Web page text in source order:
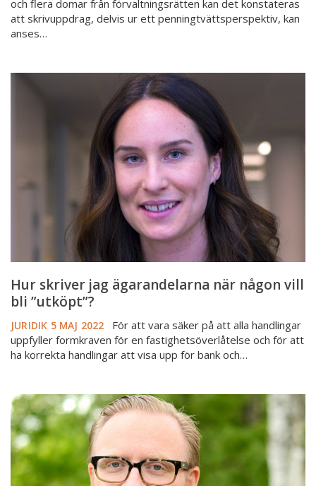
och flera domar från förvaltningsrätten kan det konstateras
att skrivuppdrag, delvis ur ett penningtvättsperspektiv, kan
anses…
Hur
”utköpt”?
Hur skriver jag ägarandelarna när någon vill
bli ”utköpt”?
JURIDIK 5 MAJ 2022
För att vara säker på att alla handlingar
uppfyller formkraven för en fastighetsöverlåtelse och för att
ha korrekta handlingar att visa upp för bank och…
HD:
God
fastighetsmäklarsed
gäller
även